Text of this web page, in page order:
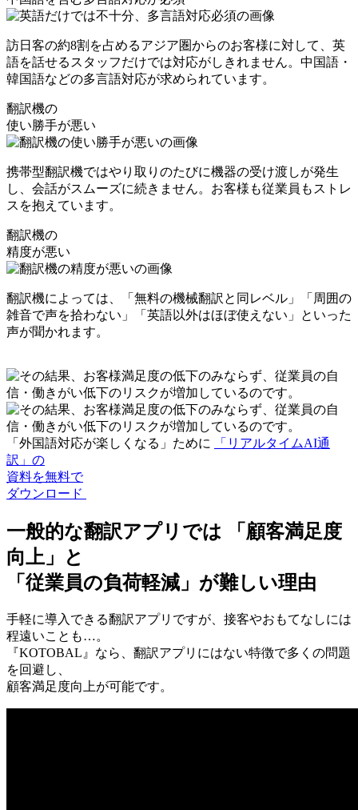
訪日客の約8割を占めるアジア圏からのお客様に対して、英
語を話せるスタッフだけでは対応がしきれません。中国語・
韓国語などの多言語対応が求められています。
翻訳機の
使い勝手が悪い
携帯型翻訳機ではやり取りのたびに機器の受け渡しが発生
し、会話がスムーズに続きません。お客様も従業員もストレ
スを抱えています。
翻訳機の
精度が悪い
翻訳機によっては、「無料の機械翻訳と同レベル」「周囲の
雑音で声を拾わない」「英語以外はほぼ使えない」といった
声が聞かれます。
「外国語対応が楽しくなる」ために
「リアルタイムAI通
訳」の
資料を無料で
ダウンロード
一般的な翻訳アプリでは
「顧客満足度
向上」
と
「従業員の負荷軽減」 が難しい理由
手軽に導入できる翻訳アプリですが、接客やおもてなしには
程遠いことも…。
『KOTOBAL』 なら、翻訳アプリにはない特徴で多くの問題
を回避し、
顧客満足度向上が可能です。